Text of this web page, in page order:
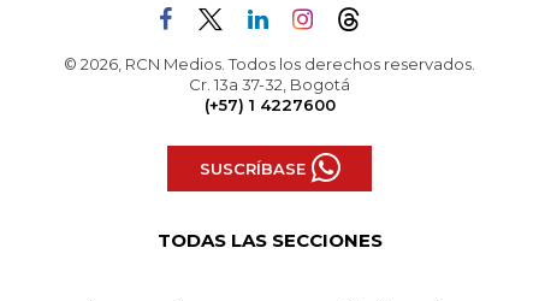
© 2026, RCN Medios. Todos los derechos reservados.
Cr. 13a 37-32, Bogotá
(+57) 1 4227600
SUSCRÍBASE
TODAS LAS SECCIONES